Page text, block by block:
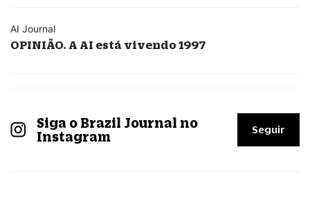
AI Journal
OPINIÃO. A AI está vivendo 1997
Siga o Brazil Journal no
Instagram
Seguir